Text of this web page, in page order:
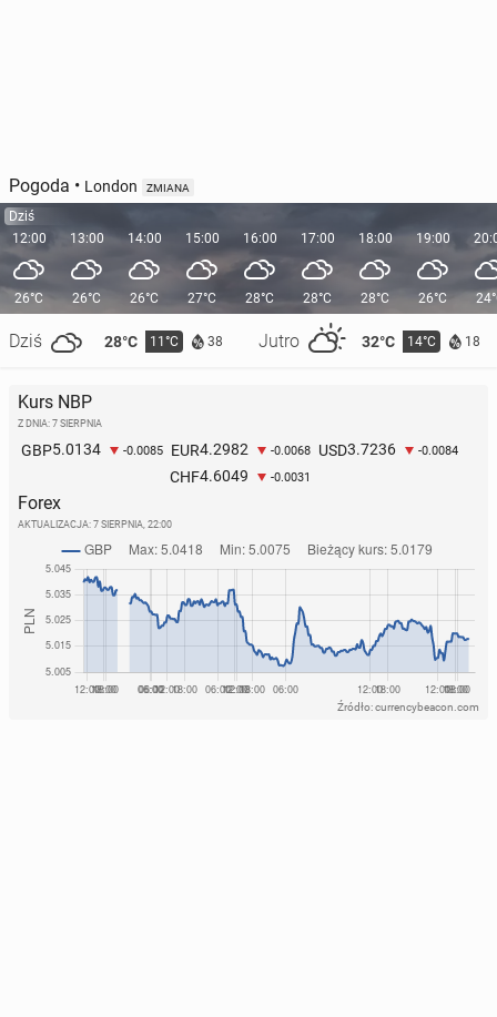
Pogoda • London ZMIANA
Dziś
12:00
26°C
Dziś 28°C 11°C 38 Jutro 32°C 14°C 18
13:00
26°C
14:00
26°C
15:00
27°C
16:00
28°C
17:00
28°C
18:00
28°C
19:00
26°C
Kurs NBP
Z DNIA: 7 SIERPNIA
GBP5.0134 -0.0085 EUR4.2982 -0.0068 USD3.7236 -0.0084
CHF4.6049 -0.0031
Forex
AKTUALIZACJA: 7 SIERPNIA, 22:00
Źródło: currencybeacon.com